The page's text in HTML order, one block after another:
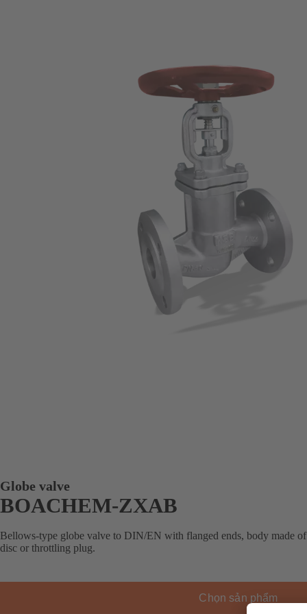
Globe valve
BOACHEM-ZXAB
Bellows-type globe valve to DIN/EN with flanged ends, body made
disc or throttling plug.
Chọn sản phẩm